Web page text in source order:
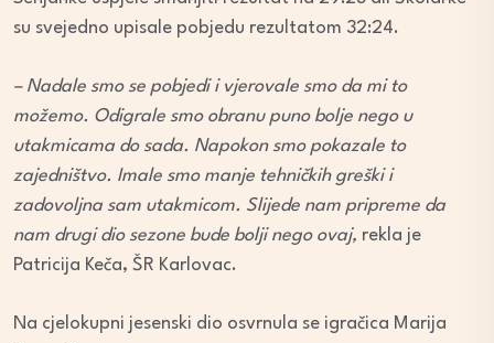
su svejedno upisale pobjedu rezultatom 32:24.
– Nadale smo se pobjedi i vjerovale smo da mi to
možemo. Odigrale smo obranu puno bolje nego u
utakmicama do sada. Napokon smo pokazale to
zajedništvo. Imale smo manje tehničkih greški i
zadovoljna sam utakmicom. Slijede nam pripreme da
nam drugi dio sezone bude bolji nego ovaj, rekla je
Patricija Keča, ŠR Karlovac.
Na cjelokupni jesenski dio osvrnula se igračica Marija